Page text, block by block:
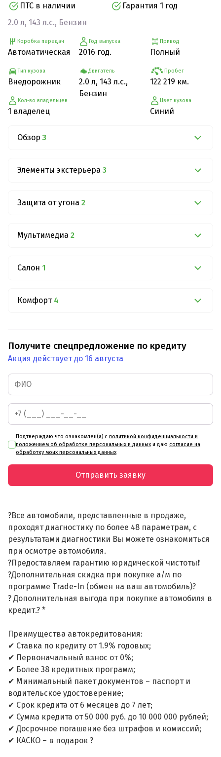
ПТС в наличии
Гарантия 1 год
2.0 л, 143 л.с., Бензин
Коробка передач
Автоматическая
Тип кузова
Внедорожник
Кол-во владельцев
1 владелец
Год выпуска
2016 год.
Двигатель
2.0 л, 143 л.с.,
Бензин
Привод
Полный
Пробег
122 219 км.
Цвет кузова
Синий
Обзор 3
Элементы экстерьера 3
Защита от угона 2
Мультимедиа 2
Салон 1
Комфорт 4
Получите спецпредложение по кредиту
Акция действует до 16 августа
Подтверждаю что ознакомлен(а) с политикой конфиденциальности и
положением об обработке персональных и данных и даю согласие на
обработку моих персональных данных
Отправить заявку
?Все автомобили, представленные в продаже,
проходят диагностику по более 48 параметрам, с
результатами диагностики Вы можете ознакомиться
при осмотре автомобиля.
?Предоставляем гарантию юридической чистоты❗
?Дополнительная скидка при покупке а/м по
программе Trade-In (обмен на ваш автомобиль)?
? Дополнительная выгода при покупке автомобиля в
кредит.? *
Преимущества автокредитования:
✔ Ставка по кредиту от 1.9% годовых;
✔ Первоначальный взнос от 0%;
✔ Более 38 кредитных программ;
✔ Минимальный пакет документов – паспорт и
водительское удостоверение;
✔ Срок кредита от 6 месяцев до 7 лет;
✔ Сумма кредита от 50 000 руб. до 10 000 000 рублей;
✔ Досрочное погашение без штрафов и комиссий;
✔ КАСКО – в подарок ?